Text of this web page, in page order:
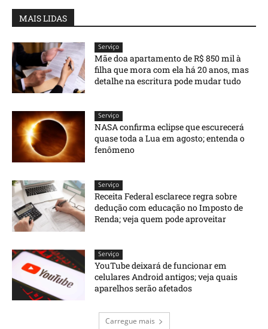
MAIS LIDAS
Serviço
Mãe doa apartamento de R$ 850 mil à
filha que mora com ela há 20 anos, mas
detalhe na escritura pode mudar tudo
Serviço
NASA confirma eclipse que escurecerá
quase toda a Lua em agosto; entenda o
fenômeno
Serviço
Receita Federal esclarece regra sobre
dedução com educação no Imposto de
Renda; veja quem pode aproveitar
Serviço
YouTube deixará de funcionar em
celulares Android antigos; veja quais
aparelhos serão afetados
Carregue mais